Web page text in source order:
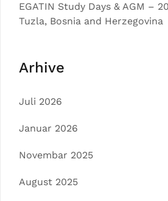
EGATIN Study Days & AGM –
Tuzla, Bosnia and Herzegovina
Arhive
Juli 2026
Januar 2026
Novembar 2025
August 2025